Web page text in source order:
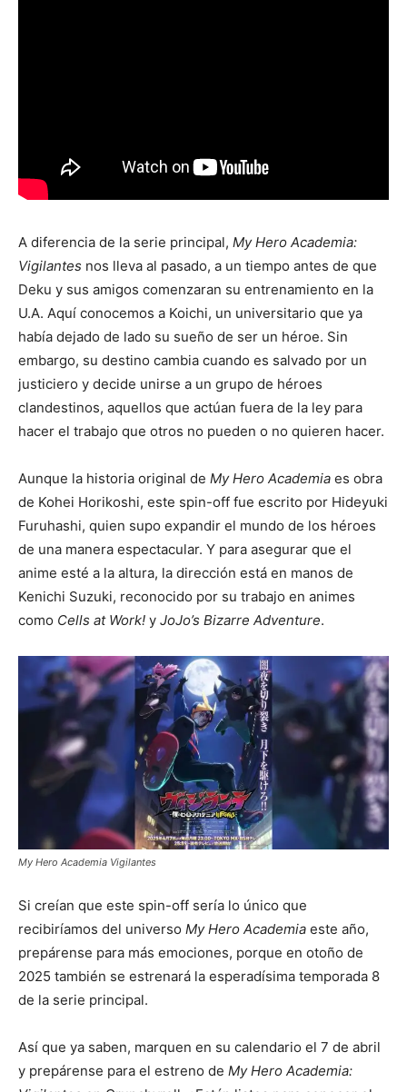
A diferencia de la serie principal, My Hero Academia:
Vigilantes nos lleva al pasado, a un tiempo antes de que
Deku y sus amigos comenzaran su entrenamiento en la
U.A. Aquí conocemos a Koichi, un universitario que ya
había dejado de lado su sueño de ser un héroe. Sin
embargo, su destino cambia cuando es salvado por un
justiciero y decide unirse a un grupo de héroes
clandestinos, aquellos que actúan fuera de la ley para
hacer el trabajo que otros no pueden o no quieren hacer.
Aunque la historia original de My Hero Academia es obra
de Kohei Horikoshi, este spin-off fue escrito por Hideyuki
Furuhashi, quien supo expandir el mundo de los héroes
de una manera espectacular. Y para asegurar que el
anime esté a la altura, la dirección está en manos de
Kenichi Suzuki, reconocido por su trabajo en animes
como Cells at Work! y JoJo’s Bizarre Adventure.
My Hero Academia Vigilantes
Si creían que este spin-off sería lo único que
recibiríamos del universo My Hero Academia este año,
prepárense para más emociones, porque en otoño de
2025 también se estrenará la esperadísima temporada 8
de la serie principal.
Así que ya saben, marquen en su calendario el 7 de abril
y prepárense para el estreno de My Hero Academia: